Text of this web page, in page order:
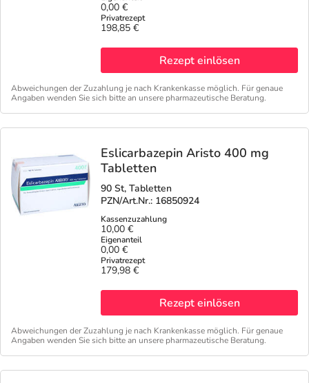
0,00 €
198,85 €
Rezept einlösen
Abweichungen der Zuzahlung je nach Krankenkasse möglich. Für genaue
Angaben wenden Sie sich bitte an unsere pharmazeutische Beratung.
Eslicarbazepin Aristo 400 mg
Tabletten
90 St, Tabletten
PZN/Art.Nr.: 16850924
10,00 €
0,00 €
179,98 €
Rezept einlösen
Abweichungen der Zuzahlung je nach Krankenkasse möglich. Für genaue
Angaben wenden Sie sich bitte an unsere pharmazeutische Beratung.